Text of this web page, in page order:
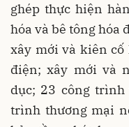
ghép thực hiện
hóa và bê tông hóa
xây mới và kiên
điện; xây mới và
dục; 23 công
trình thương mại